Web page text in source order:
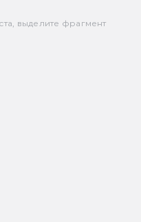
выделите фрагмент